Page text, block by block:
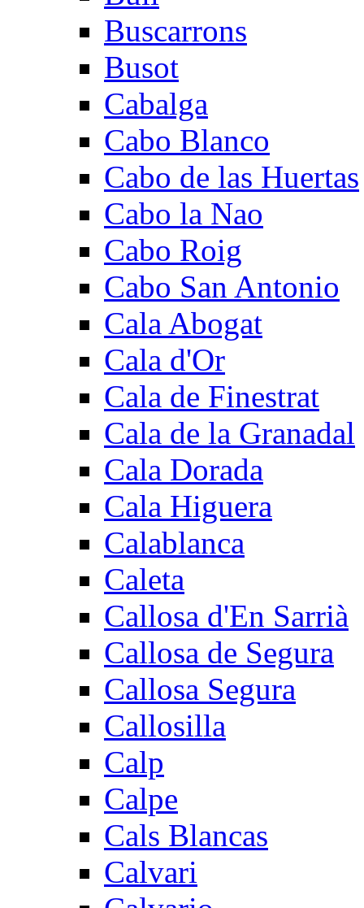
Buscarrons
Busot
Cabalga
Cabo Blanco
Cabo de las Huertas
Cabo la Nao
Cabo Roig
Cabo San Antonio
Cala Abogat
Cala d'Or
Cala de Finestrat
Cala de la Granadal
Cala Dorada
Cala Higuera
Calablanca
Caleta
Callosa d'En Sarrià
Callosa de Segura
Callosa Segura
Callosilla
Calp
Calpe
Cals Blancas
Calvari